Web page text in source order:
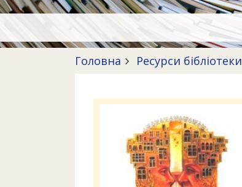
Головна Ресурси бібліотеки